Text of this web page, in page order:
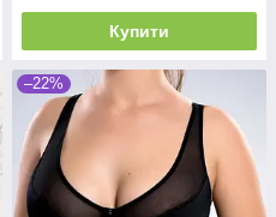
Купити
–22%